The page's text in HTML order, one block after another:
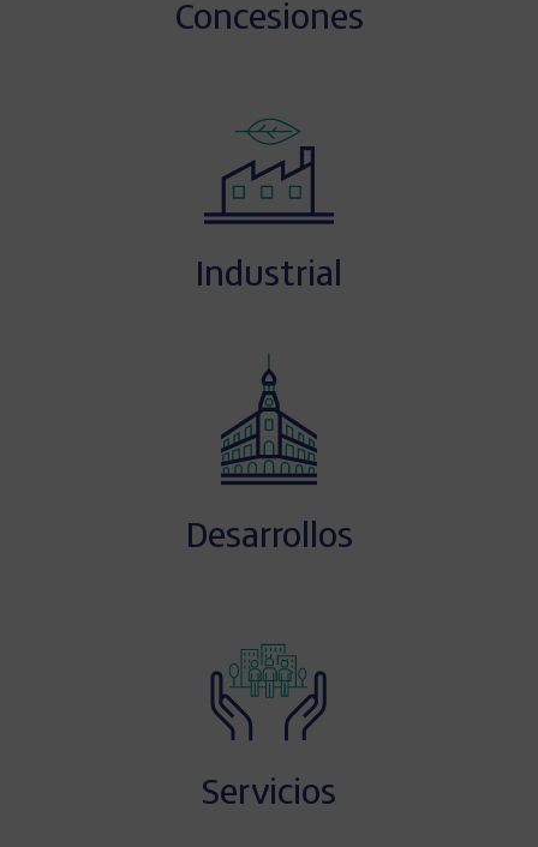
Concesiones
Industrial
Desarrollos
Servicios